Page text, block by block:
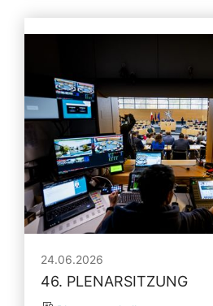
24.06.2026
46. PLENARSITZUNG